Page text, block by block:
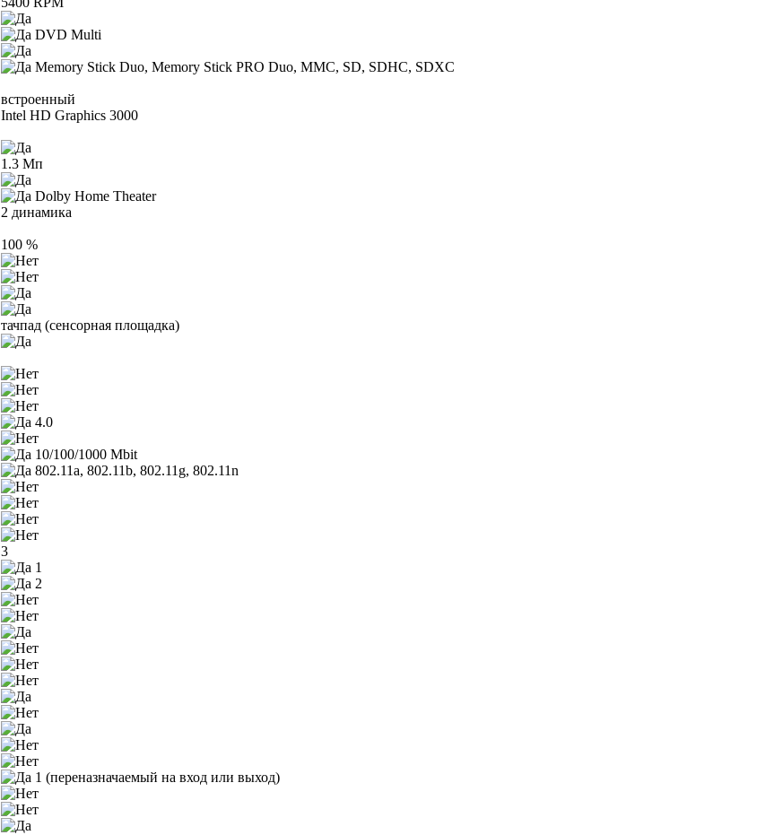
DVD Multi
Memory Stick Duo, Memory Stick PRO Duo, MMC, SD, SDHC, SDXC
встроенный
Intel HD Graphics 3000
1.3 Мп
Dolby Home Theater
2 динамика
100 %
тачпад (сенсорная площадка)
4.0
10/100/1000 Mbit
802.11a, 802.11b, 802.11g, 802.11n
3
1
2
1 (переназначаемый на вход или выход)